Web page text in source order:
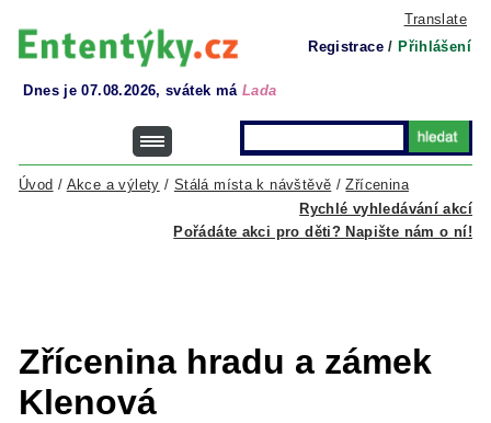
Translate
Registrace / Přihlášení
Dnes je 07.08.2026, svátek má Lada
Rychlé vyhledávání akcí
Úvod / Akce a výlety / Stálá místa k návštěvě /Zřícenina
Pořádáte akci pro děti? Napište nám o ní!
Zřícenina hradu a zámek
Klenová